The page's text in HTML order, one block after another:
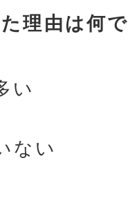
理由は何
い
ない